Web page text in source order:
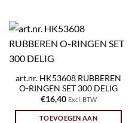
art.nr. HK53608 RUBBEREN
O-RINGEN SET 300 DELIG
€16,40 Excl. BTW
TOEVOEGEN AAN